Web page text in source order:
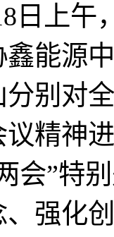
上午，
鑫能源
分别对
议精神
会”特
、强化